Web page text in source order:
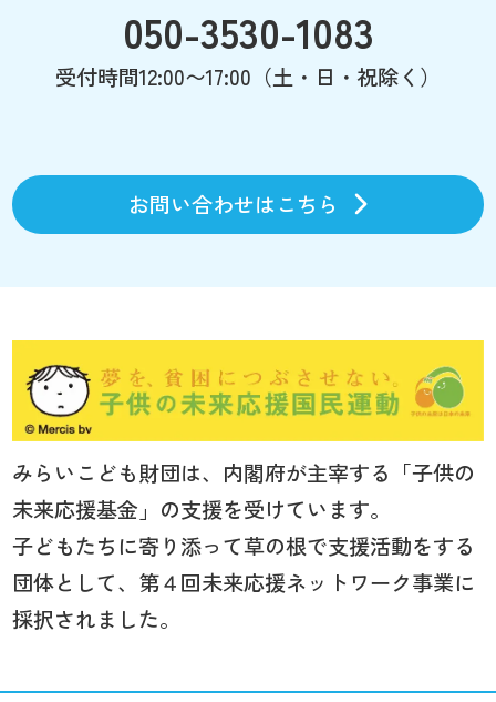
050-3530-1083
受付時間12:00〜17:00（土・日・祝除く）
お問い合わせはこちら
みらいこども財団は、内閣府が主宰する「子供の
未来応援基金」の支援を受けています。
子どもたちに寄り添って草の根で支援活動をする
団体として、第４回未来応援ネットワーク事業に
採択されました。